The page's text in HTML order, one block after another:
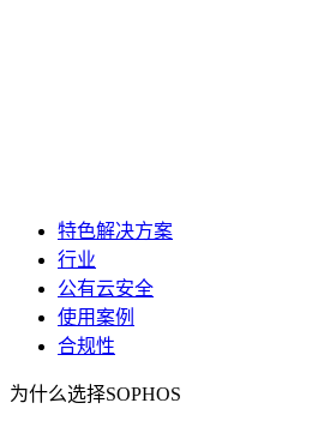
特色解决方案
行业
公有云安全
使用案例
合规性
为什么选择SOPHOS